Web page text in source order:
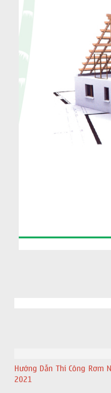
Hướng Dẫn Thi Công Rơm
2021